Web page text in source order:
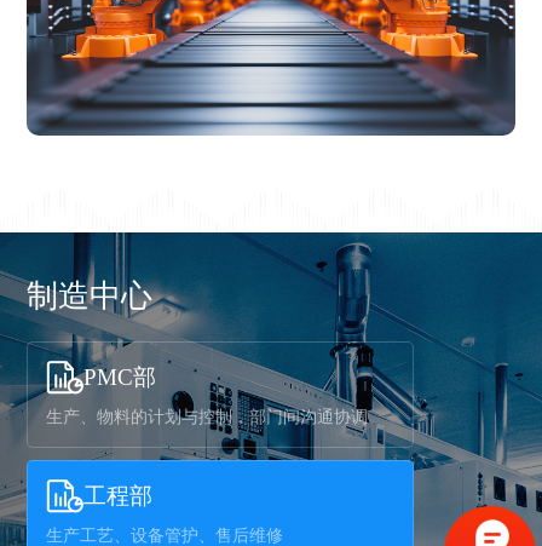
制造中心
PMC部
生产、物料的计划与控制，部门间沟通协调
工程部
生产工艺、设备管护、售后维修